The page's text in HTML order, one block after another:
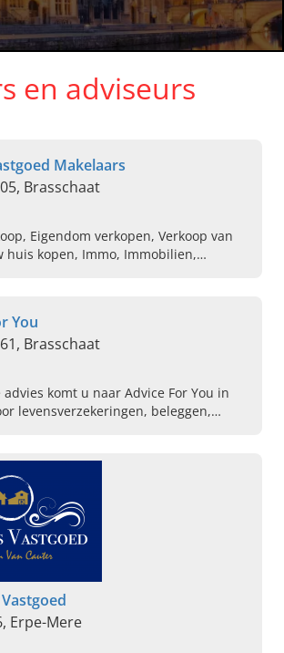
en adviseurs
Makelaars
Brasschaat
Eigendom verkopen, Verkoop van
huis kopen, Immo, Immobilien,
You
Brasschaat
komt u naar Advice For You in
levensverzekeringen, beleggen,
Erpe-Mere